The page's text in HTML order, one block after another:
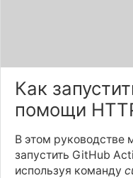
Как
помощи
В этом
запустить GitHub
используя команду